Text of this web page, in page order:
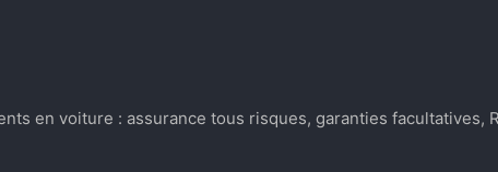
en voiture : assurance tous risques, garanties facultatives,